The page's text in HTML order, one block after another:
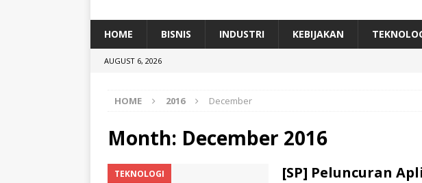
[ July 11, 2026 ] Dari Limbah ke Pakan Lele, Ini Inovasi Mikroalga Prof
HOME BISNIS INDUSTRI KEBIJAKAN
AUGUST 6, 2026
HOME 2016 December
Month: December 2016
TEKNOLOGI [SP] Peluncuran